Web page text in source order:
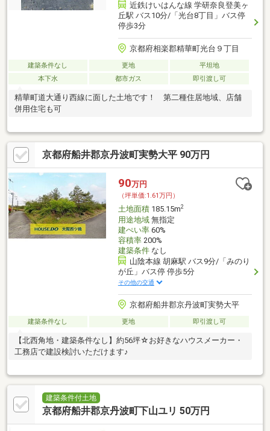
近鉄けいはんな線 学研奈良登美ヶ
丘駅 バス10分/「光台8丁目」バス停
停歩3分
京都府相楽郡精華町光台９丁目
建築条件なし 更地
平坦地
本下水
都市ガス 即引渡し可
精華町道大通り西線に面した土地です！ 第二種住居地域、店舗
併用住宅も可
京都府船井郡京丹波町実勢大平 90万円
90万円
（坪単価:1.61万円）
土地面積185.15m2
用途地域無指定
建ぺい率60%
容積率200%
建築条件なし
山陰本線 胡麻駅 バス9分/「みのり
が丘」バス停 停歩5分
その他の交通
京都府船井郡京丹波町実勢大平
建築条件なし 更地 即引渡し可
【北西角地・建築条件なし】約56坪☆お好きなハウスメーカー・
工務店で建設検討いただけます♪
建築条件付土地
京都府船井郡京丹波町下山ユリ 50万円